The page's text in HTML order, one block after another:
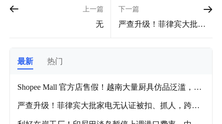
上一篇
无
下一篇
严查升级！菲律宾大批家
最新
热门
Shopee Mall 官方店售假！越南大量厨具仿品泛滥，平
严查升级！菲律宾大批家电无认证被扣、抓人，跨境